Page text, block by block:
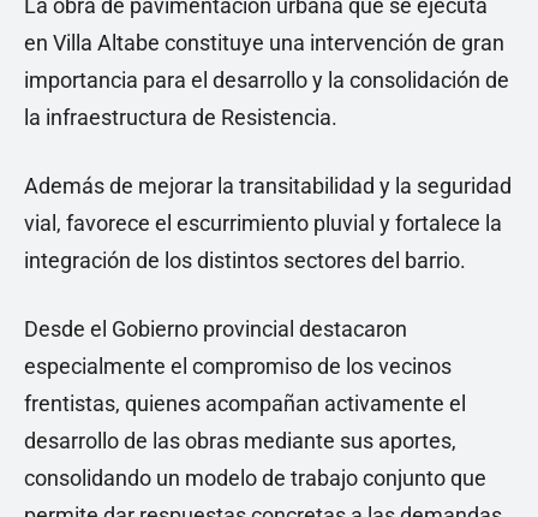
La obra de pavimentación urbana que se ejecuta
en Villa Altabe constituye una intervención de gran
importancia para el desarrollo y la consolidación de
la infraestructura de Resistencia.
Además de mejorar la transitabilidad y la seguridad
vial, favorece el escurrimiento pluvial y fortalece la
integración de los distintos sectores del barrio.
Desde el Gobierno provincial destacaron
especialmente el compromiso de los vecinos
frentistas, quienes acompañan activamente el
desarrollo de las obras mediante sus aportes,
consolidando un modelo de trabajo conjunto que